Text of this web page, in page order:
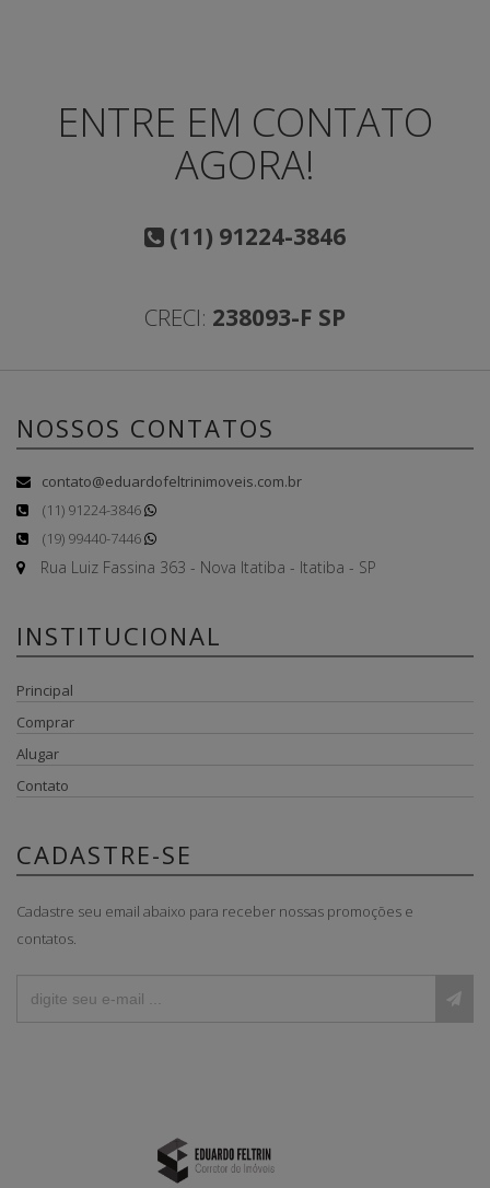
ENTRE EM CONTATO
AGORA!
(11) 91224-3846
CRECI: 238093-F SP
NOSSOS CONTATOS
contato@eduardofeltrinimoveis.com.br
(11) 91224-3846
(19) 99440-7446
Rua Luiz Fassina 363 - Nova Itatiba - Itatiba - SP
INSTITUCIONAL
Principal
Comprar
Alugar
Contato
CADASTRE-SE
Cadastre seu email abaixo para receber nossas promoções e
contatos.